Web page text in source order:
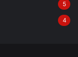
5
4